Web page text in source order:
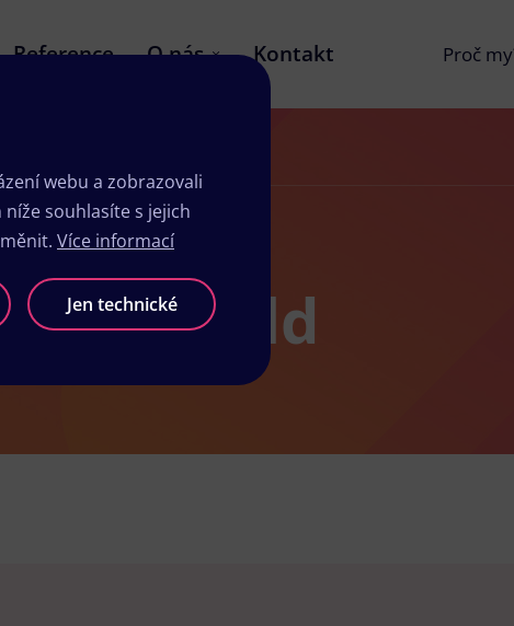
Reference O nás Kontakt Proč
Rychvald
webu a zobrazovali
souhlasíte s jejich
Více informací
Jen technické